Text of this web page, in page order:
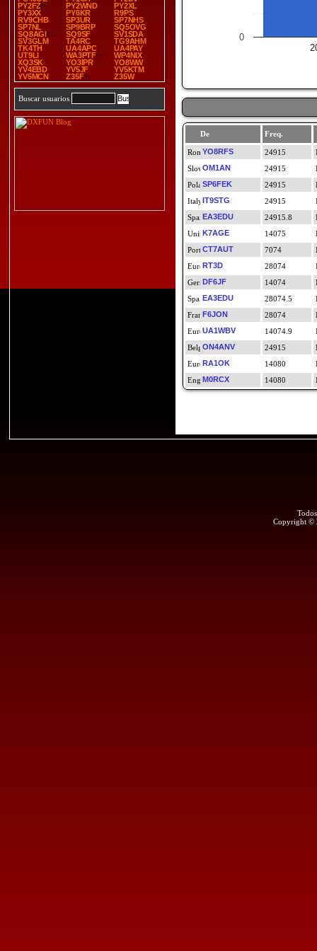
PY2FZ
PY2WND
PY2XL
PY3XX
PY6KR
R9PS
RV9CHB
SP3UR
SP7NHS
SP7NL
SP9BRP
SQ5OVG
SQ8AGI
SQ9SF
SV1SDA
SV3GLM
TA4RC
TG9AHM
TK4TH
UA4APC
UA4PAY
UT9LI
WA3PTF
WP4NIX
XQ3SK
YO3IPR
YO8WW
YV4EBD
YV5JF
YV5KTM
YV5MCN
Z35F Z35W
Buscar usuarios
0
De Freq.
YO8RFS
24915
OM1AN
24915
SP6FEK
24915
IT9STG
24915
EA3EDU
24915.8
K7AGE
14075
CT7AUT
7074
RT3D
28074
DF6JF
14074
EA3EDU
28074.5
F6JON
28074
UA1WBV
14074.9
ON4ANV
24915
RA1OK
14080
M0RCX
14080
Copyright ©